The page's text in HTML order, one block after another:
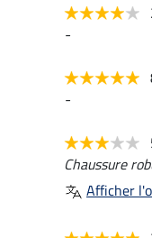
-
-
Chaussure
Afficher